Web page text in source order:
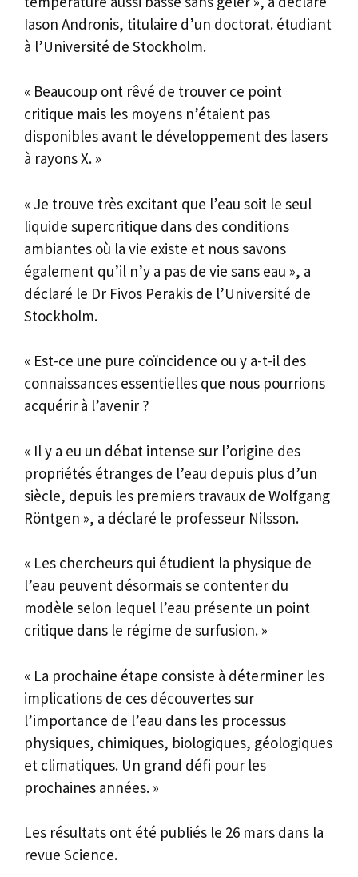
Iason Andronis, titulaire d’un doctorat. étudiant
à l’Université de Stockholm.
« Beaucoup ont rêvé de trouver ce point
critique mais les moyens n’étaient pas
disponibles avant le développement des lasers
à rayons X. »
« Je trouve très excitant que l’eau soit le seul
liquide supercritique dans des conditions
ambiantes où la vie existe et nous savons
également qu’il n’y a pas de vie sans eau », a
déclaré le Dr Fivos Perakis de l’Université de
Stockholm.
« Est-ce une pure coïncidence ou y a-t-il des
connaissances essentielles que nous pourrions
acquérir à l’avenir ?
« Il y a eu un débat intense sur l’origine des
propriétés étranges de l’eau depuis plus d’un
siècle, depuis les premiers travaux de Wolfgang
Röntgen », a déclaré le professeur Nilsson.
« Les chercheurs qui étudient la physique de
l’eau peuvent désormais se contenter du
modèle selon lequel l’eau présente un point
critique dans le régime de surfusion. »
« La prochaine étape consiste à déterminer les
implications de ces découvertes sur
l’importance de l’eau dans les processus
physiques, chimiques, biologiques, géologiques
et climatiques. Un grand défi pour les
prochaines années. »
Les résultats ont été publiés le 26 mars dans la
revue Science.